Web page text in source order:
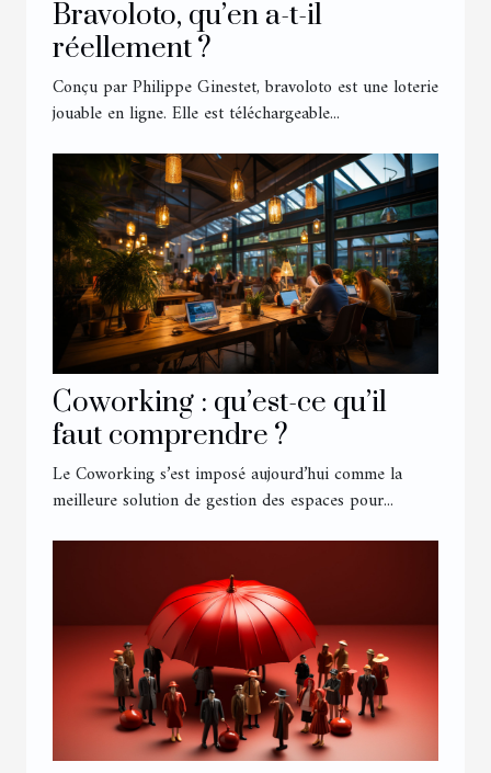
Bravoloto, qu’en a-t-il
réellement ?
Conçu par Philippe Ginestet, bravoloto est une loterie
jouable en ligne. Elle est téléchargeable...
Coworking : qu’est-ce qu’il
faut comprendre ?
Le Coworking s’est imposé aujourd’hui comme la
meilleure solution de gestion des espaces pour...